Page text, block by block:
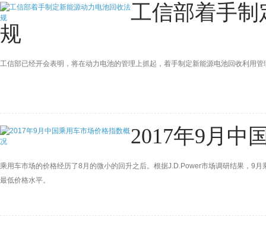
工信部着手
规
工信部已经开会表明，将在动力电池的管理上抓起，着手制定新能源电池回收利用
2017年9月中
乘用车市场的价格经历了8月的微小的回升之后。根据J.D.Power市场调研结果，9
最低价格水平。